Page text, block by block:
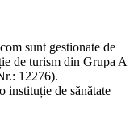
sunt gestionate de
de turism din Grupa A
12276).
instituție de sănătate